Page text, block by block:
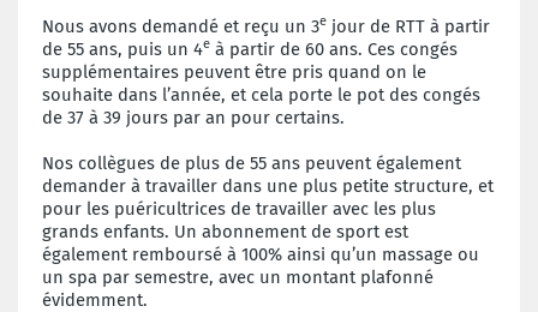
Nous avons demandé et reçu un 3e jour de RTT à partir
de 55 ans, puis un 4e à partir de 60 ans. Ces congés
supplémentaires peuvent être pris quand on le
souhaite dans l’année, et cela porte le pot des congés
de 37 à 39 jours par an pour certains.
Nos collègues de plus de 55 ans peuvent également
demander à travailler dans une plus petite structure, et
pour les puéricultrices de travailler avec les plus
grands enfants. Un abonnement de sport est
également remboursé à 100% ainsi qu’un massage ou
un spa par semestre, avec un montant plafonné
évidemment.